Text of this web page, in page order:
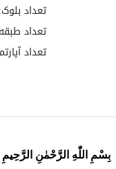
تعداد بلوک:
تعداد
تعداد
بِسْمِ اللّٰهِ الرَّحْمٰنِ الرَّحِيمِ